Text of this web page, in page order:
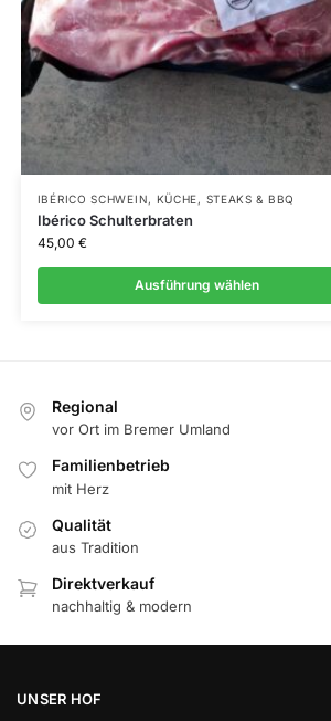
IBÉRICO SCHWEIN, KÜCHE, STEAKS & BBQ
Ibérico Schulterbraten
45,00 €
Ausführung wählen
Regional
vor Ort im Bremer Umland
Familienbetrieb
mit Herz
Qualität
aus Tradition
Direktverkauf
nachhaltig & modern
UNSER HOF